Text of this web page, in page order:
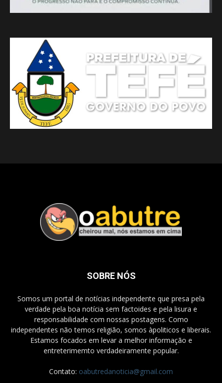
SOBRE NÓS
Somos um portal de notícias independente que presa pela
verdade pela boa notícia sem factoides e pela lisura e
responsabilidade com nossas postagens. Como
independentes não temos religião, somos àpoliticos e liberais.
Estamos focados em levar a melhor informação e
entreterimemto verdadeiramente popular.
Contato: oabutredanoticia@gmail.com